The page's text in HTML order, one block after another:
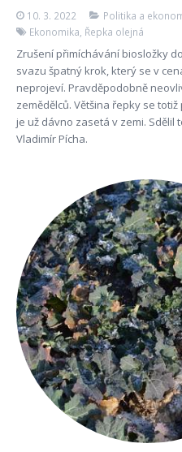
10. 3. 2022
Politika a
Ekonomika Řepka olejná
Zrušení přimíchávání biosložky
svazu špatný krok, který se v
neprojeví. Pravděpodobně
zemědělců. Většina řepky se
je už dávno zasetá v zemi. Sdělil
Vladimír Pícha.